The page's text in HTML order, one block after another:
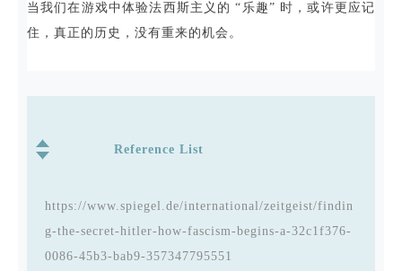
当我们在游戏中体验法西斯主义的 “乐趣” 时，或许更应记
住，真正的历史，没有重来的机会。
Reference List
https://www.spiegel.de/international/zeitgeist/findin
g-the-secret-hitler-how-fascism-begins-a-32c1f376-
0086-45b3-bab9-357347795551